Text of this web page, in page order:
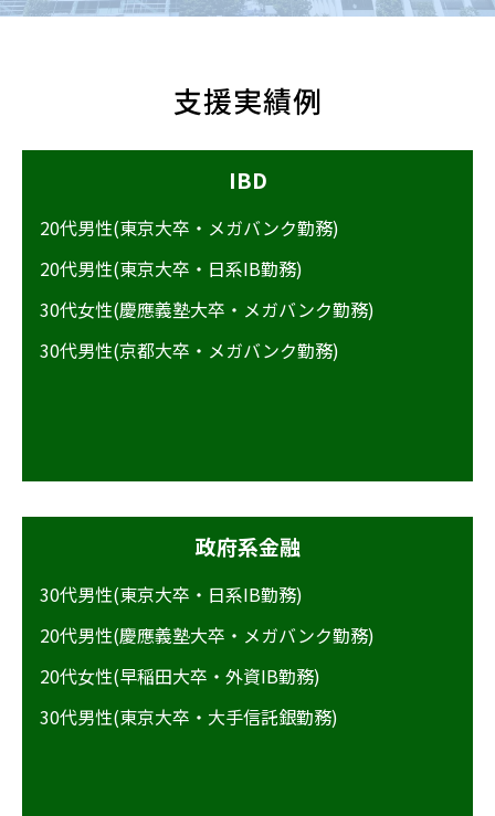
支援実績例
IBD
20代男性(東京大卒・メガバンク勤務)
20代男性(東京大卒・日系IB勤務)
30代女性(慶應義塾大卒・メガバンク勤務)
30代男性(京都大卒・メガバンク勤務)
政府系金融
30代男性(東京大卒・日系IB勤務)
20代男性(慶應義塾大卒・メガバンク勤務)
20代女性(早稲田大卒・外資IB勤務)
30代男性(東京大卒・大手信託銀勤務)